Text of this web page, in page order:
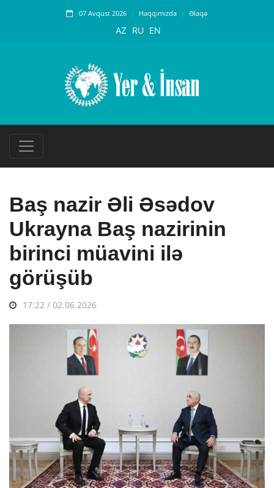
07 Avqust 2026 Haqqımızda Əlaqə
AZ RU EN
Baş nazir Əli Əsədov
Ukrayna Baş nazirinin
birinci müavini ilə
görüşüb
17:22 / 02.06.2026